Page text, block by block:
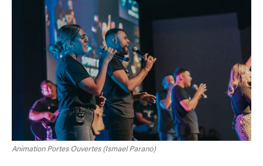
Animation Portes Ouvertes (Ismael Parano)